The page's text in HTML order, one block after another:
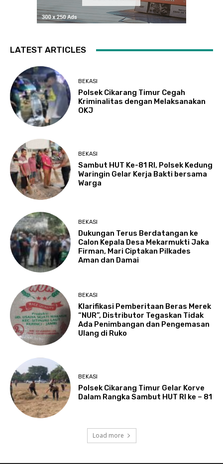
LATEST ARTICLES
BEKASI
Polsek Cikarang Timur Cegah
Kriminalitas dengan Melaksanakan
OKJ
BEKASI
Sambut HUT Ke-81 RI, Polsek Kedung
Waringin Gelar Kerja Bakti bersama
Warga
BEKASI
Dukungan Terus Berdatangan ke
Calon Kepala Desa Mekarmukti Jaka
Firman, Mari Ciptakan Pilkades
Aman dan Damai
BEKASI
Klarifikasi Pemberitaan Beras Merek
“NUR”, Distributor Tegaskan Tidak
Ada Penimbangan dan Pengemasan
Ulang di Ruko
BEKASI
Polsek Cikarang Timur Gelar Korve
Dalam Rangka Sambut HUT RI ke – 81
Load more